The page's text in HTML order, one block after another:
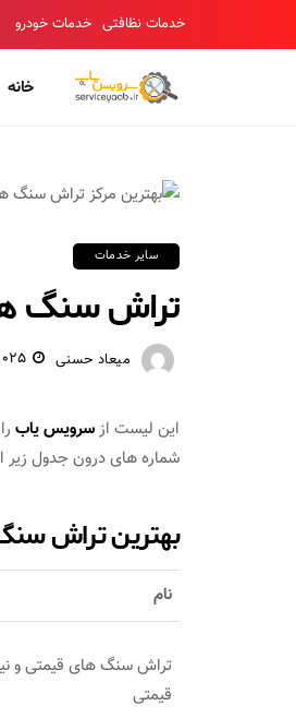
خدمات نظافتی خدمات خودرو
خانه
سایر خدمات
تراش سنگ
میعاد حسنی
این لیست ازسرویس یاب
شماره های درون جدول زیر
بهترین تراش
نام
تراش سنگ های قیمتی و
قیمتی